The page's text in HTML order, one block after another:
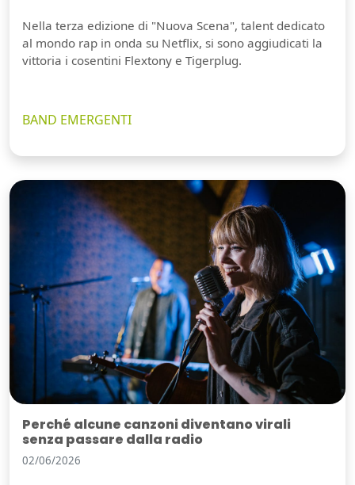
Nella terza edizione di "Nuova Scena", talent dedicato
al mondo rap in onda su Netflix, si sono aggiudicati la
vittoria i cosentini Flextony e Tigerplug.
BAND EMERGENTI
Perché alcune canzoni diventano virali
senza passare dalla radio
02/06/2026